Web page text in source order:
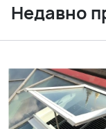
Недавно